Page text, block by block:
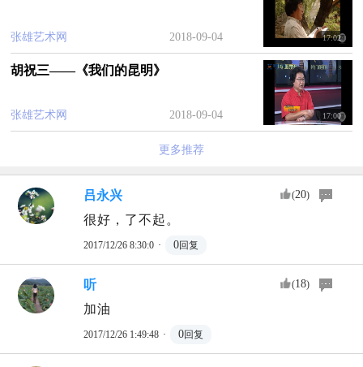
与各大高校和多家机构等全国知名企业、平台
签订了战略合作协议，进一步拓展了文化、艺术、
金融双边合作领域。
在未来，张雄艺术网必将坚持“诚爱勤勉、开拓
创新、整合资源、实现共赢”的经营理念，让艺术连
接我和你；让艺术家与企业家文商云汇、融合对
打造文商互联全球最具影响力的艺术平台、实现艺
术价值最大化的发展愿景不断努力。
张雄艺术网 2018-09-04 17:02
胡祝三——《我们的昆明》
张雄艺术网 2018-09-04 17:00
更多推荐
吕永兴 (20)
很好，了不起。
2017/12/26 8:30:0 · 0回复
听 (18)
加油
2017/12/26 1:49:48 · 0回复